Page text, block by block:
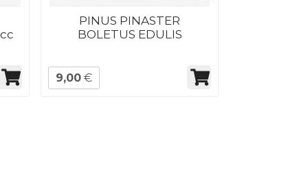
PINUS PINASTER
BOLETUS EDULIS
9,00 €